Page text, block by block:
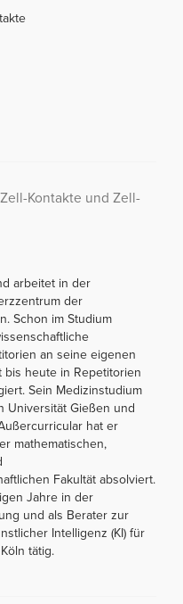
Kontakte und Zell-
arbeitet in der
der
Schon im Studium
an seine eigenen
bis heute in Repetitorien
Sein Medizinstudium
Universität Gießen und
hat er
mathematischen,
Fakultät absolviert.
Jahre in der
und als Berater zur
Intelligenz (KI) für
tätig.